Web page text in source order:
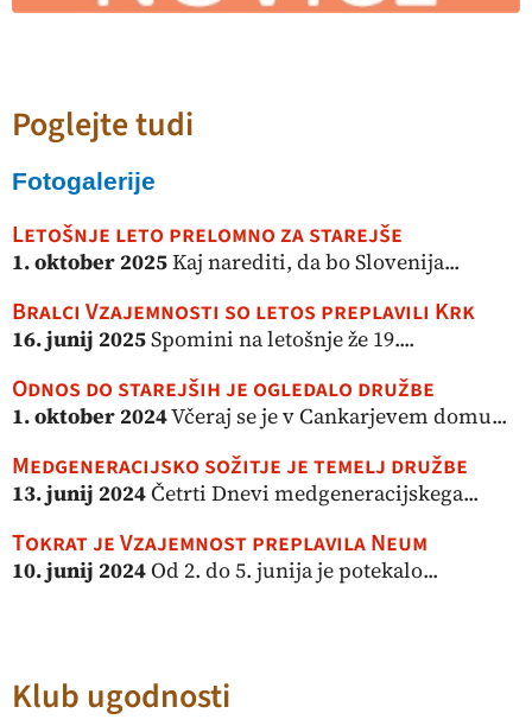
Poglejte tudi
Fotogalerije
Letošnje leto prelomno za starejše
1. oktober 2025Kaj narediti, da bo Slovenija...
Bralci Vzajemnosti so letos preplavili Krk
16. junij 2025Spomini na letošnje že 19....
Odnos do starejših je ogledalo družbe
1. oktober 2024Včeraj se je v Cankarjevem domu...
Medgeneracijsko sožitje je temelj družbe
13. junij 2024Četrti Dnevi medgeneracijskega...
Tokrat je Vzajemnost preplavila Neum
10. junij 2024Od 2. do 5. junija je potekalo...
Klub ugodnosti